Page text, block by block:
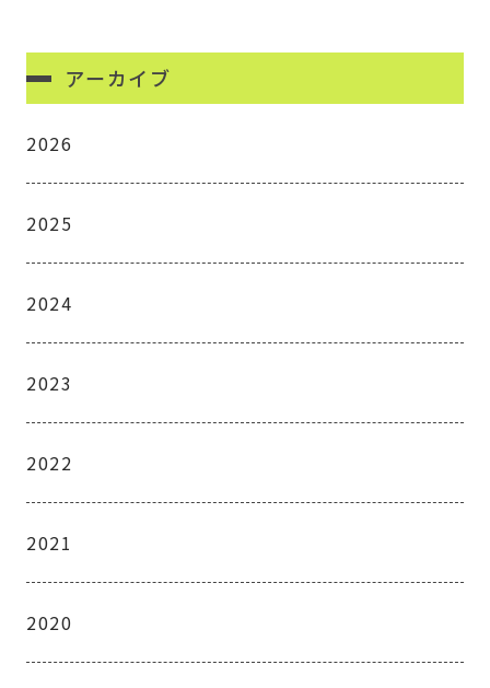
アーカイブ
2026
2025
2024
2023
2022
2021
2020